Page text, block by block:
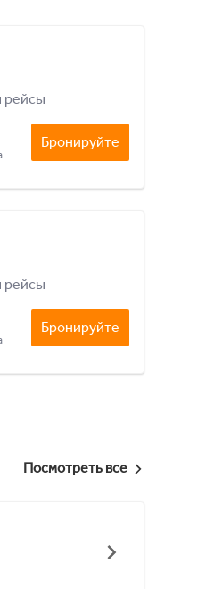
рейсы
Бронируйте
рейсы
Бронируйте
Посмотреть все